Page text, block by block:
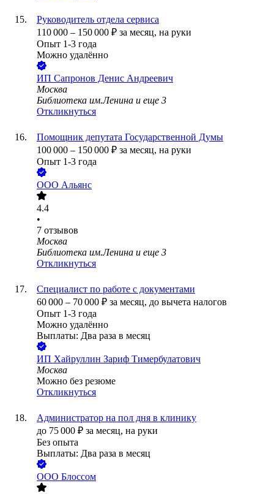
Руководитель отдела сервиса
110 000 – 150 000 ₽ за месяц, на руки
Опыт 1-3 года
Можно удалённо
ИП Сапронов Денис Андреевич
Москва
Библиотека им.Ленина и еще 3
Откликнуться
Помощник депутата Государственной Думы
100 000 – 150 000 ₽ за месяц, на руки
Опыт 1-3 года
ООО Альянс
4.4
•
7 отзывов
Москва
Библиотека им.Ленина и еще 3
Откликнуться
Специалист по работе с документами
60 000 – 70 000 ₽ за месяц, до вычета налогов
Опыт 1-3 года
Можно удалённо
Выплаты: Два раза в месяц
ИП Хайруллин Зариф Тимербулатович
Москва
Можно без резюме
Откликнуться
Администратор на пол дня в клинику
до 75 000 ₽ за месяц, на руки
Без опыта
Выплаты: Два раза в месяц
ООО Блоссом